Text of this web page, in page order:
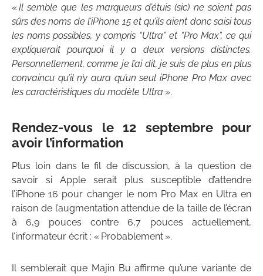
«Il semble que les marqueurs d’étuis (sic) ne soient pas
sûrs des noms de l’iPhone 15 et qu’ils aient donc saisi tous
les noms possibles, y compris “Ultra” et “Pro Max”, ce qui
expliquerait pourquoi il y a deux versions distinctes.
Personnellement, comme je l’ai dit, je suis de plus en plus
convaincu qu’il n’y aura qu’un seul iPhone Pro Max avec
les caractéristiques du modèle Ultra ».
Rendez-vous le 12 septembre pour
avoir l’information
Plus loin dans le fil de discussion, à la question de
savoir si Apple serait plus susceptible d’attendre
l’iPhone 16 pour changer le nom Pro Max en Ultra en
raison de l’augmentation attendue de la taille de l’écran
à 6,9 pouces contre 6,7 pouces actuellement,
l’informateur écrit : « Probablement ».
Il semblerait que Majin Bu affirme qu’une variante de